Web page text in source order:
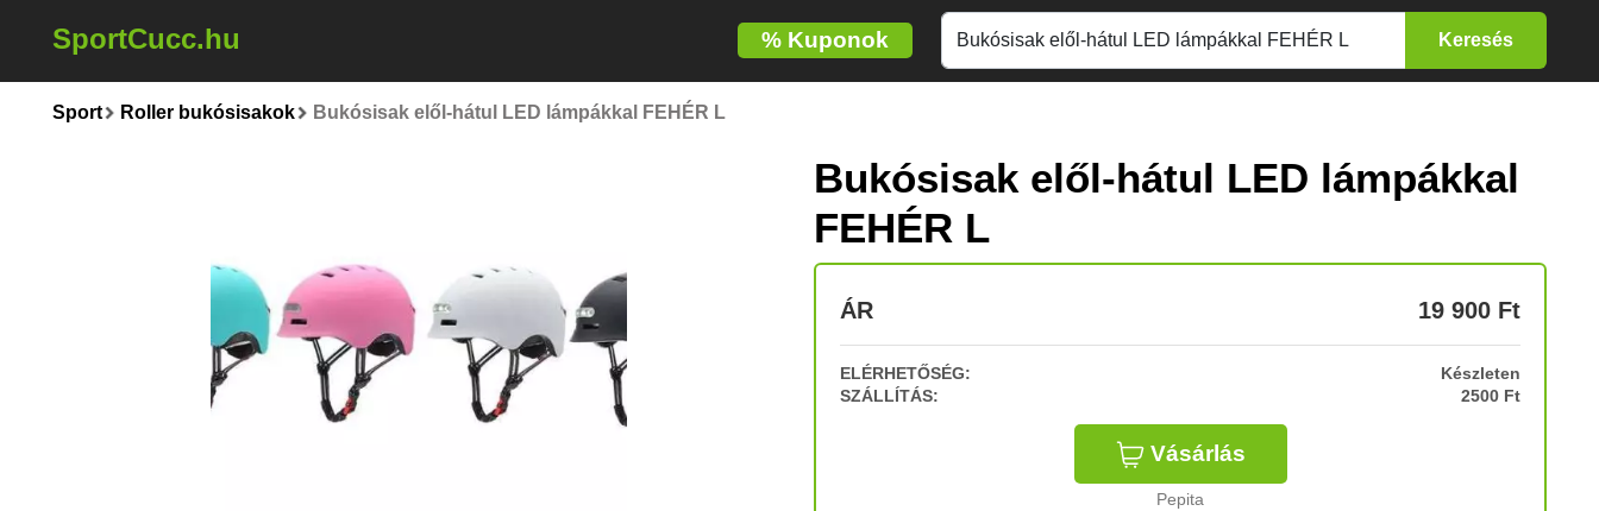
SportCucc.hu %Kuponok
Sport Roller bukósisakok Bukósisak elől-hátul LED lámpákkal FEHÉR L
Bukósisak elől-hátul LED lámpákkal
FEHÉR L
ÁR 19 900 Ft
ELÉRHETŐSÉG:
Készleten
SZÁLLÍTÁS:
2500 Ft
Vásárlás
Pepita